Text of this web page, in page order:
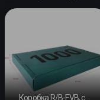
Коробка R/B-FVB, скользящая лента, основание с двойной перемычкой и крышкой